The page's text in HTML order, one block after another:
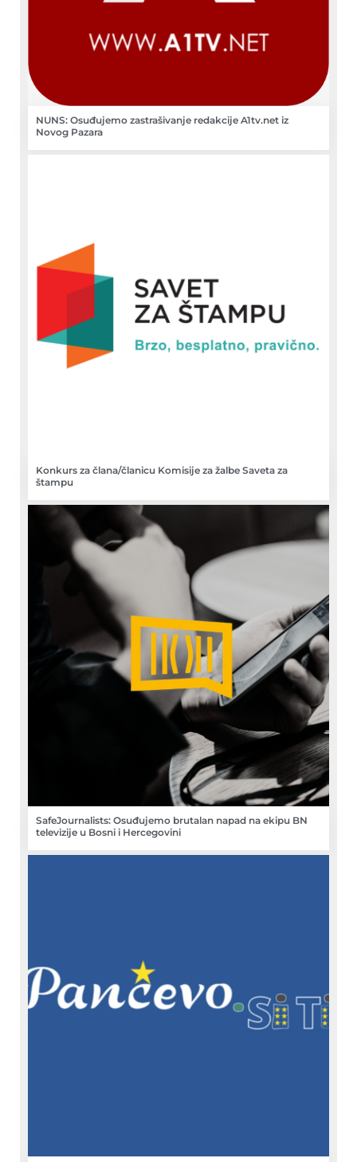
NUNS: Osuđujemo zastrašivanje redakcije A1tv.net iz
Novog Pazara
Konkurs za člana/članicu Komisije za žalbe Saveta za
štampu
SafeJournalists: Osuđujemo brutalan napad na ekipu BN
televizije u Bosni i Hercegovini